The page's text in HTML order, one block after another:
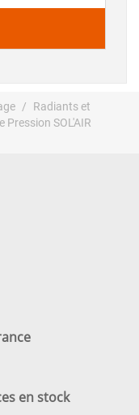
Radiants et
Pression SOL'AIR
en stock